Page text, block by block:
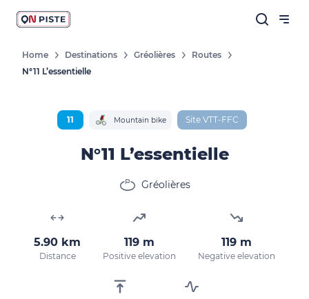
Home Destinations Gréolières
Routes
N°11 L’essentielle
11 Mountain bike Site VTT-FFC
N°11 L’essentielle
Gréolières
5.90 km
Distance
119 m
Positive elevation
119 m
Negative elevation